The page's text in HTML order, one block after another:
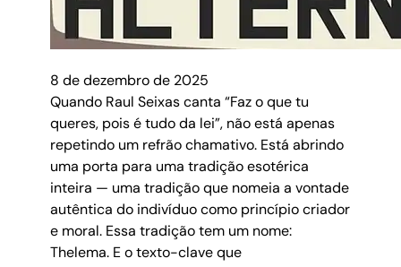
8 de dezembro de 2025
Quando Raul Seixas canta “Faz o que tu
queres, pois é tudo da lei”, não está apenas
repetindo um refrão chamativo. Está abrindo
uma porta para uma tradição esotérica
inteira — uma tradição que nomeia a vontade
autêntica do indivíduo como princípio criador
e moral. Essa tradição tem um nome:
Thelema. E o texto-clave que